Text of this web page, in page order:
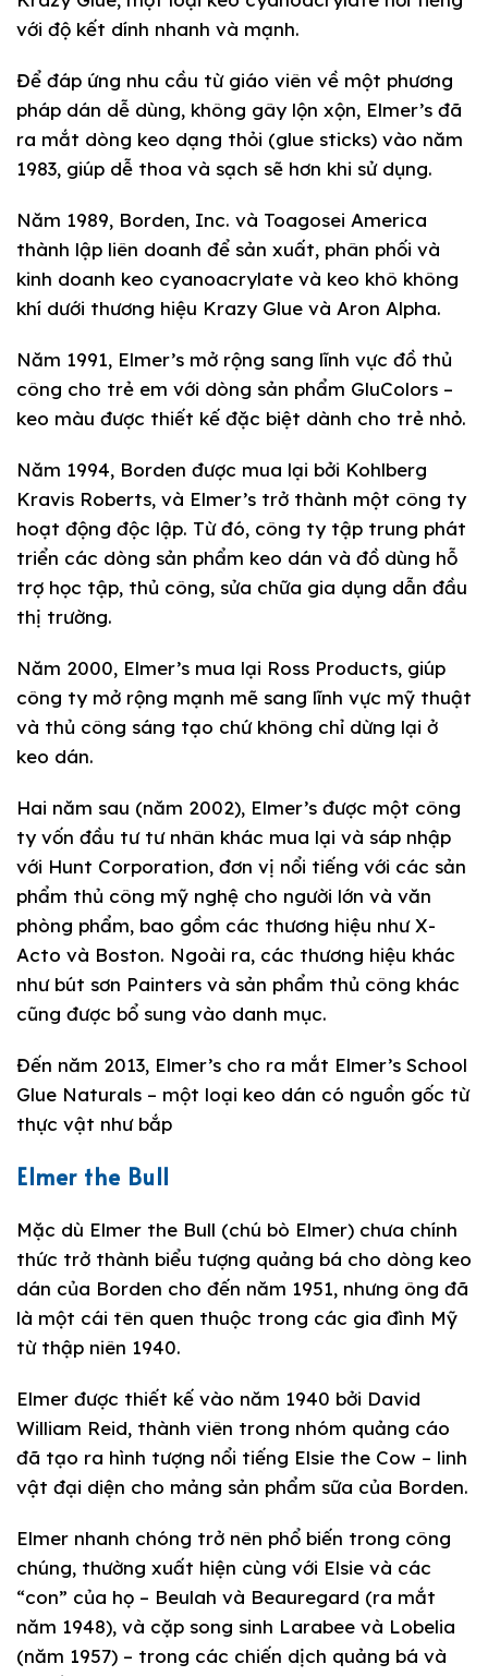
với độ kết dính nhanh và mạnh.
Để đáp ứng nhu cầu từ giáo viên về một phương
pháp dán dễ dùng, không gây lộn xộn, Elmer’s đã
ra mắt dòng keo dạng thỏi (glue sticks) vào năm
1983, giúp dễ thoa và sạch sẽ hơn khi sử dụng.
Năm 1989, Borden, Inc. và Toagosei America
thành lập liên doanh để sản xuất, phân phối và
kinh doanh keo cyanoacrylate và keo khô không
khí dưới thương hiệu Krazy Glue và Aron Alpha.
Năm 1991, Elmer’s mở rộng sang lĩnh vực đồ thủ
công cho trẻ em với dòng sản phẩm GluColors –
keo màu được thiết kế đặc biệt dành cho trẻ nhỏ.
Năm 1994, Borden được mua lại bởi Kohlberg
Kravis Roberts, và Elmer’s trở thành một công ty
hoạt động độc lập. Từ đó, công ty tập trung phát
triển các dòng sản phẩm keo dán và đồ dùng hỗ
trợ học tập, thủ công, sửa chữa gia dụng dẫn đầu
thị trường.
Năm 2000, Elmer’s mua lại Ross Products, giúp
công ty mở rộng mạnh mẽ sang lĩnh vực mỹ thuật
và thủ công sáng tạo chứ không chỉ dừng lại ở
keo dán.
Hai năm sau (năm 2002), Elmer’s được một công
ty vốn đầu tư tư nhân khác mua lại và sáp nhập
với Hunt Corporation, đơn vị nổi tiếng với các sản
phẩm thủ công mỹ nghệ cho người lớn và văn
phòng phẩm, bao gồm các thương hiệu như X-
Acto và Boston. Ngoài ra, các thương hiệu khác
như bút sơn Painters và sản phẩm thủ công khác
cũng được bổ sung vào danh mục.
Đến năm 2013, Elmer’s cho ra mắt Elmer’s School
Glue Naturals – một loại keo dán có nguồn gốc từ
thực vật như bắp
Elmer the Bull
Mặc dù Elmer the Bull (chú bò Elmer) chưa chính
thức trở thành biểu tượng quảng bá cho dòng keo
dán của Borden cho đến năm 1951, nhưng ông đã
là một cái tên quen thuộc trong các gia đình Mỹ
từ thập niên 1940.
Elmer được thiết kế vào năm 1940 bởi David
William Reid, thành viên trong nhóm quảng cáo
đã tạo ra hình tượng nổi tiếng Elsie the Cow – linh
vật đại diện cho mảng sản phẩm sữa của Borden.
Elmer nhanh chóng trở nên phổ biến trong công
chúng, thường xuất hiện cùng với Elsie và các
“con” của họ – Beulah và Beauregard (ra mắt
năm 1948), và cặp song sinh Larabee và Lobelia
(năm 1957) – trong các chiến dịch quảng bá và